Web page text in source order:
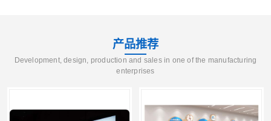
产品推荐
Development, design, production and sales in one of the manufacturing
enterprises